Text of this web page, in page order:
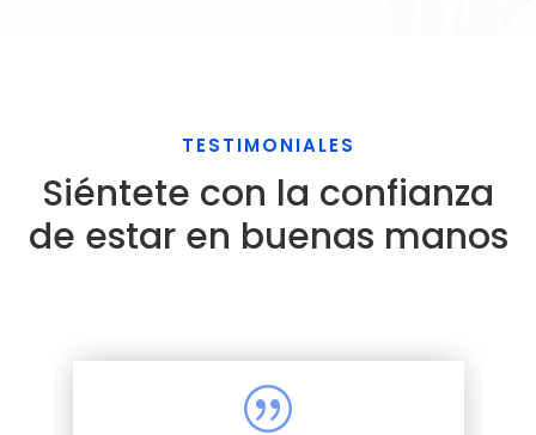
TESTIMONIALES
Siéntete con la confianza
de estar en buenas manos
|